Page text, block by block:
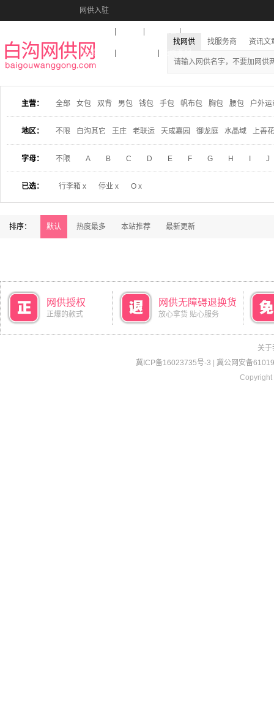
网供入驻
收藏本站
找网供 找服务商 资讯文
主营： 全部 女包 双背 男包 钱包 手包 帆布包 胸包 腰包 户外运
地区： 不限 白沟其它 王庄 老联运 天成嘉园 御龙庭 水晶域 上善
字母： 不限 A B C D E F G H J
已选： 行李箱 x 停业 x O x
排序： 默认 热度最多 本站推荐 最新更新
网供授权
正爆的款式
网供无障碍退换货
放心拿货 贴心服务
关于
冀ICP备16023735号-3
冀公网安备